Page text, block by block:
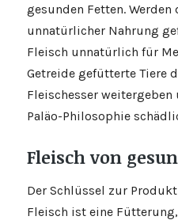
gesunden Fetten.
unnatürlicher Nahrung
Fleisch unnatürlich für
Getreide gefütterte Tiere
Fleischesser weitergeben
Paläo-Philosophie
Fleisch von
Der Schlüssel zur
Fleisch ist eine